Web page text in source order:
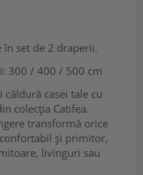
set de 2 draperii.
300 / 400 / 500 cm
casei tale cu
colecția Catifea.
transformă orice
și primitor,
livinguri sau